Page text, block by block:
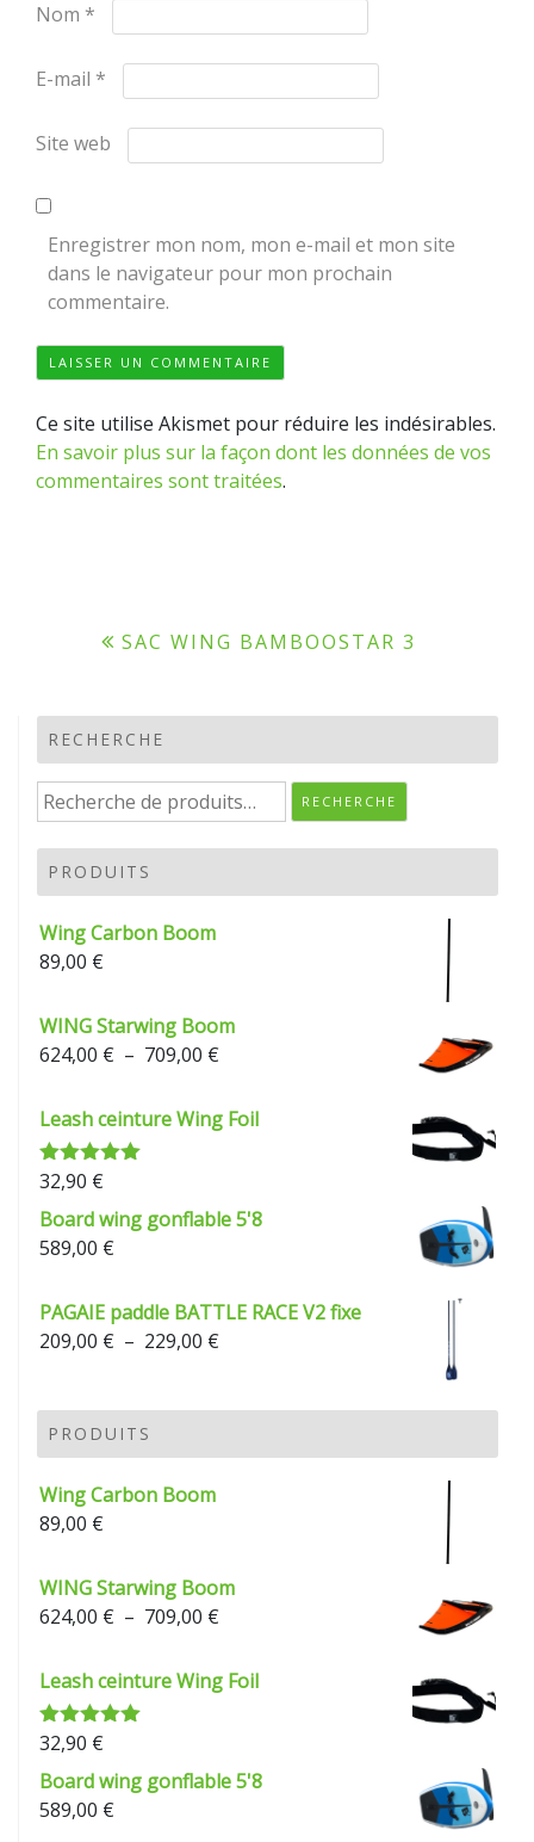
Nom *
E-mail *
Site web
Enregistrer mon nom, mon e-mail et mon site
dans le navigateur pour mon prochain
commentaire.
Ce site utilise Akismet pour réduire les indésirables.
En savoir plus sur la façon dont les données de vos
commentaires sont traitées.
Navigation
l’article
SAC WING BAMBOOSTAR 3
RECHERCHE
Recherche
pour :
RECHERCHE
PRODUITS
Wing Carbon Boom
89,00 €
WING Starwing Boom
624,00 € – 709,00 €
prix :
624,00 €
Leash ceinture Wing Foil
Note 5.00
32,90 €
Board wing gonflable 5'8
589,00 €
PAGAIE paddle BATTLE RACE V2 fixe
209,00 € – 229,00 €
à
PRODUITS
Wing Carbon Boom
89,00 €
WING Starwing Boom
624,00 € – 709,00 €
prix :
624,00 €
Leash ceinture Wing Foil
Note 5.00
32,90 €
Board wing gonflable 5'8
589,00 €